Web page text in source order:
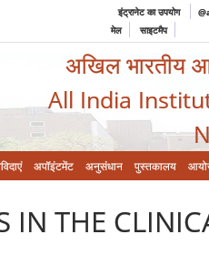
इंट्रानेट का उपयोग
मेल
साइटमैप
अखिल भारतीय
All India
अपॉइंटमेंट अनुसंधान पुस्तकालय
IN THE